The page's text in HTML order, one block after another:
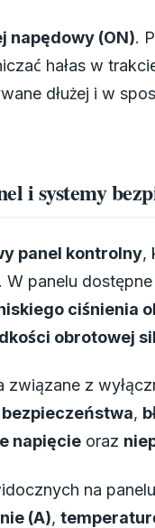
napędowy (ON).
hałas w
dłużej i w
i systemy
panel kontrolny,
panelu
ciśnienia
obrotowej
związane z
bezpieczeństwa,
napięcie oraz
na
(A),